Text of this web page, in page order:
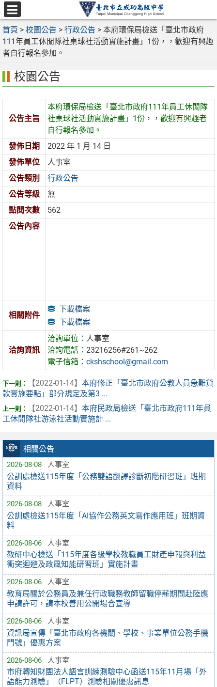
跳
至
主
要
內
選
單
首頁 > 校園公告 > 行政公告 > 本府環保局檢送「臺北市政府
111年員工休閒隊社桌球社活動實施計畫」1份，，歡迎有興趣
者自行報名參加。
相關公告
2026-08-08 人事室
公訓處檢送115年度「公務雙語翻譯診斷初階研習班」班期
資料
2026-08-08 人事室
公訓處檢送115年度「AI協作公務英文寫作應用班」班期資
料
2026-08-06 人事室
教研中心檢送「115年度各級學校教職員工財產申報與利益
衝突迴避及政風知能研習班」實施計畫
2026-08-06 人事室
教育局關於公務員及兼任行政職務教師留職停薪期間赴陸應
申請許可，請本校善用公開場合宣導
2026-08-06 人事室
資訊局宣傳「臺北市政府各機關、學校、事業單位公務手機
門號」優惠方案
2026-08-06 人事室
市府轉知財團法人語言訓練測驗中心函送115年11月場「外
語能力測驗」（FLPT）測驗相關優惠訊息
校園公告
公告主旨
本府環保局檢送「臺北市政府111年員工休閒隊
社桌球社活動實施計畫」1份，，歡迎有興趣者
自行報名參加。
發佈日期
2022 年 1 月 14 日
發佈單位
人事室
公告類別
行政公告
公告等級
無
點閱次數
562
公告內容
相關附件
下載檔案
下載檔案
洽詢資訊
洽詢單位： 人事室
洽詢電話：23216256#261~262
電子信箱：ckshschool@gmail.com
【2022-01-14】 本府修正「臺北市政府公教人員急難貸
款實施要點」部分規定及第3 ...
【2022-01-14】 本府民政局檢送「臺北市政府111年員
工休閒隊社游泳社活動實施計 ...